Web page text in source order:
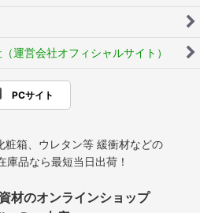
運営会社オフィシャルサイト）
PCサイト
粧箱、ウレタン等 緩衝材などの
庫品なら最短当日出荷！
材のオンラインショップ